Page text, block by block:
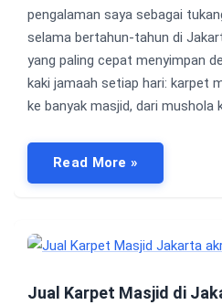
pengalaman saya sebagai
selama bertahun-tahun di
yang paling cepat menyimpan
kaki jamaah setiap hari: karpet
ke banyak masjid, dari mushola
Read More »
Jual Karpet Masjid di